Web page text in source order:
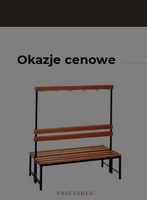
Okazje cenowe